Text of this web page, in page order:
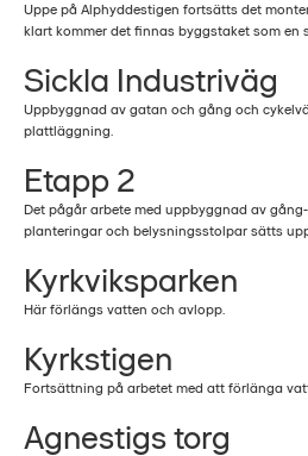
Uppe på Alphyddestigen fortsätts det
klart kommer det finnas byggstaket som en
Sickla Industriväg
Uppbyggnad av gatan och gång och
plattläggning.
Etapp 2
Det pågår arbete med uppbyggnad av
planteringar och belysningsstolpar sätts
Kyrkviksparken
Här förlängs vatten och avlopp.
Kyrkstigen
Fortsättning på arbetet med att förlänga
Agnestigs torg